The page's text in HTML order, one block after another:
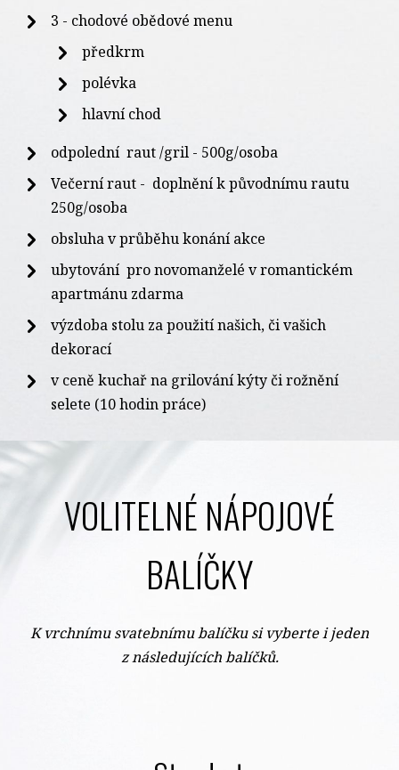
3 - chodové obědové menu
předkrm
polévka
hlavní chod
odpolední raut /gril - 500g/osoba
Večerní raut - doplnění k původnímu rautu
250g/osoba
obsluha v průběhu konání akce
ubytování pro novomanželé v romantickém
apartmánu zdarma
výzdoba stolu za použití našich, či vašich
dekorací
v ceně kuchař na grilování kýty či rožnění
selete (10 hodin práce)
VOLITELNÉ NÁPOJOVÉ
BALÍČKY
K vrchnímu svatebnímu balíčku si vyberte i jeden
z následujících balíčků.